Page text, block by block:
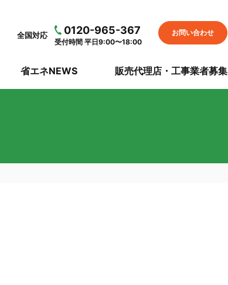
全国対応 0120-965-367
受付時間 平日9:00〜18:00
お問い合わせ
省エネNEWS 販売代理店・工事業者募集